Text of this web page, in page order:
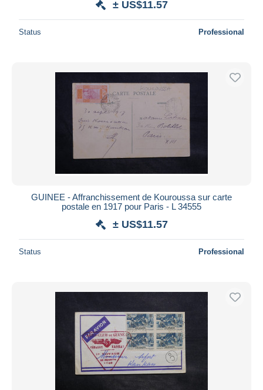
± US$11.57
Status Professional
GUINEE - Affranchissement de Kouroussa sur carte
postale en 1917 pour Paris - L 34555
± US$11.57
Status Professional